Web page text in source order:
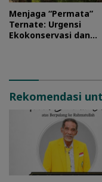
Menjaga “Permata”
Ternate: Urgensi
Ekokonservasi dan
Rekomendasi